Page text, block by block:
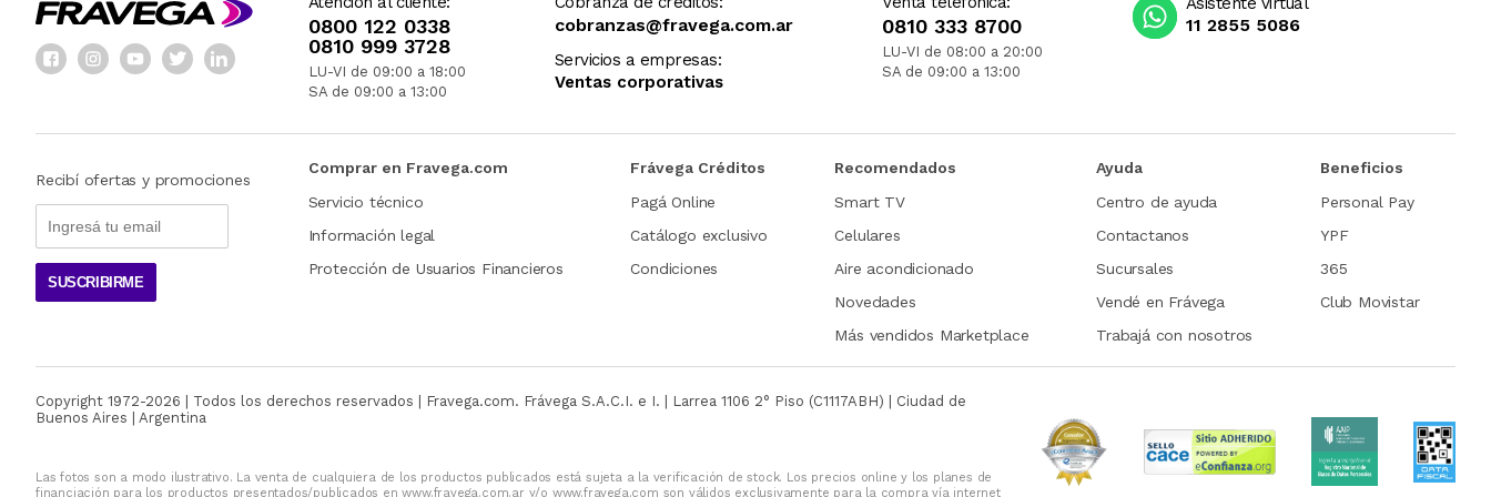
0800 122 0338
0810 999 3728
LU-VI de 09:00 a 18:00
SA de 09:00 a 13:00
cobranzas@fravega.com.ar
Servicios a empresas:
Ventas corporativas
0810 333 8700
LU-VI de 08:00 a 20:00
SA de 09:00 a 13:00
11 2855 5086
Recibí ofertas y promociones
SUSCRIBIRME
Comprar en Fravega.com
Servicio técnico
Información legal
Protección de Usuarios Financieros
Frávega Créditos
Pagá Online
Catálogo exclusivo
Condiciones
Recomendados
Smart TV
Celulares
Aire acondicionado
Novedades
Más vendidos Marketplace
Ayuda
Centro de ayuda
Contactanos
Sucursales
Vendé en Frávega
Trabajá con nosotros
Beneficios
Personal Pay
YPF
365
Club Movistar
Copyright 1972-2026 | Todos los derechos reservados | Fravega.com. Frávega S.A.C.I. e I. | Larrea 1106 2° Piso (C1117ABH) | Ciudad de
Buenos Aires | Argentina
Las fotos son a modo ilustrativo. La venta de cualquiera de los productos publicados está sujeta a la verificación de stock. Los precios online y los planes de
financiación para los productos presentados/publicados en www.fravega.com.ar y/o www.fravega.com son válidos exclusivamente para la compra vía internet